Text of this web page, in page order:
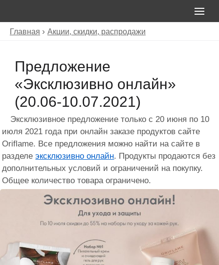
Главная Акции, скидки, распродажи
Предложение
«Эксклюзивно онлайн»
(20.06-10.07.2021)
Эксклюзивное предложение только с 20 июня по 10
июля 2021 года при онлайн заказе продуктов сайте
Oriflame. Все предложения можно найти на сайте в
разделеэксклюзивно онлайн. Продукты продаются без
дополнительных условий и ограничений на покупку.
Общее количество товара ограничено.